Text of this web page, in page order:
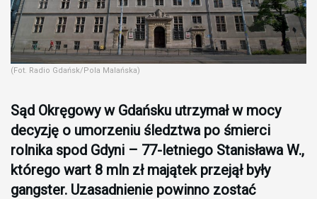
(Fot. Radio Gdańsk/Pola Malańska)
Sąd Okręgowy w Gdańsku utrzymał w mocy
decyzję o umorzeniu śledztwa po śmierci
rolnika spod Gdyni – 77-letniego Stanisława W.,
którego wart 8 mln zł majątek przejął były
gangster. Uzasadnienie powinno zostać